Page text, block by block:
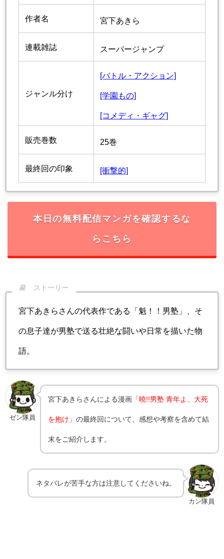
作者名 宮下あきら
連載雑誌 スーパージャンプ
ジャンル分け
[バトル・アクション]
[学園もの]
[コメディ・ギャグ]
販売巻数 25巻
最終回の印象 [衝撃的]
本日の無料配信マンガを確認するな
らこちら
ストーリー
宮下あきらさんの代表作である「魁！！男塾」、そ
の息子達が男塾で送る壮絶な闘いや日常を描いた物
語。
ゼン隊員
宮下あきらさんによる漫画 「曉!!男塾 青年よ、大死
を抱け」の最終回について、感想や考察を含めて結
末をご紹介します。
カン隊員
ネタバレが苦手な方は注意してくださいね。